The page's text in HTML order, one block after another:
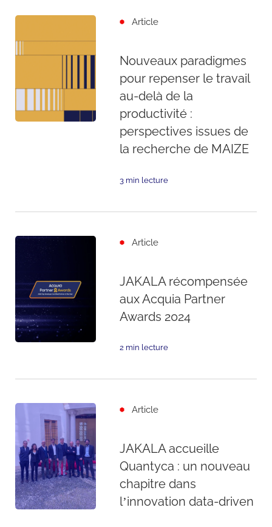
Article
Nouveaux paradigmes
pour repenser le travail
au-delà de la
productivité :
perspectives issues de
la recherche de MAIZE
3 min lecture
Article
JAKALA récompensée
aux Acquia Partner
Awards 2024
2 min lecture
Article
JAKALA accueille
Quantyca : un nouveau
chapitre dans
l’innovation data-driven